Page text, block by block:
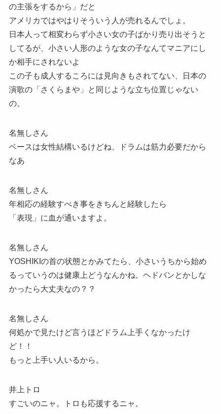
の主張をするから」だと
アメリカではやはりそういう人が売れるんでしょ。
日本人って相変わらず小さい女の子ばかり売り出そうと
してるが、小さい人形のような女の子なんてマニアにし
か相手にされないよ
この子も成人するころには見向きもされてない、日本の
演歌の「さくらまや」と同じような立ち位置じゃない
の。
名無しさん
ベースは女性結構いるけどね、ドラムは筋力必要だから
なあ
名無しさん
年相応の経験すべき事をきちんと経験したら
「表現」に血が通いますよ。
名無しさん
YOSHIKIの首の状態とかみてたら、小さいうちから始め
るっていうのは健康上どうなんかね。ヘドバンとかしな
かったら大丈夫なの？？
名無しさん
何処かで見たけど言うほどドラム上手くなかったけ
ど！！
もっと上手い人いるから。
井上トロ
すごいのニャ。トロも応援するニャ。